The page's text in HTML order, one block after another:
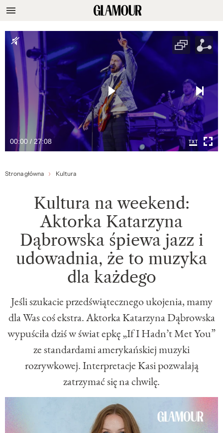
00:00 / 27:08
Strona główna Kultura
Kultura na weekend:
Aktorka Katarzyna
Dąbrowska śpiewa jazz i
udowadnia, że to muzyka
dla każdego
Jeśli szukacie przedświątecznego ukojenia, mamy
dla Was coś ekstra. Aktorka Katarzyna Dąbrowska
wypuściła dziś w świat epkę „If I Hadn’t Met You”
ze standardami amerykańskiej muzyki
rozrywkowej. Interpretacje Kasi pozwalają
zatrzymać się na chwilę.